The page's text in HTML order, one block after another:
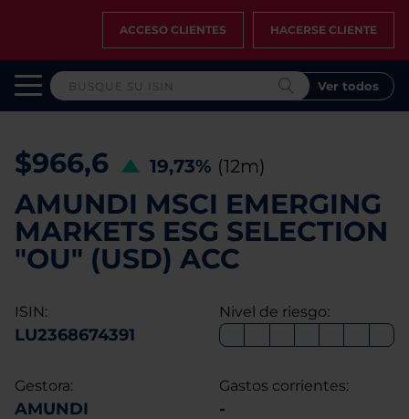
ACCESO CLIENTES HACERSE CLIENTE
Ver todos
$966,6 19,73% (12m)
AMUNDI MSCI EMERGING
MARKETS ESG SELECTION
"OU" (USD) ACC
ISIN:
LU2368674391
Nivel de riesgo:
Gestora:
AMUNDI
Gastos corrientes:
-